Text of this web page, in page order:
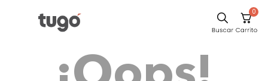
0
Escritorio